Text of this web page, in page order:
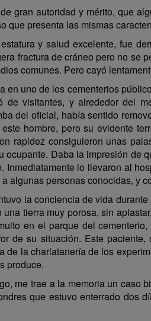
gran autoridad y mérito, que
que presenta las mismas
y salud excelente, fue
fractura de cráneo pero no
comunes. Pero cayó
en uno de los cementerios
de visitantes, y alrededor del
del oficial, había sentido
hombre, pero su evidente
rapidez consiguieron unas
Daba la impresión de
lo llevaron al
algunas personas conocidas, y
la conciencia de vida
tierra muy porosa, sin
en el parque del
de su situación. Este
de la charlatanería de los
produce.
me trae a la memoria un
que estuvo enterrado dos